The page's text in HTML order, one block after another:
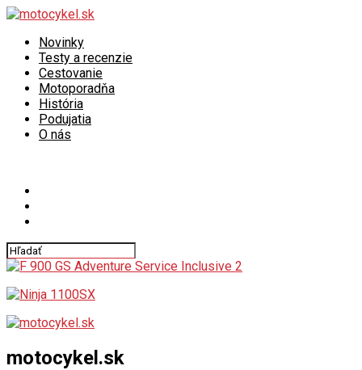
Novinky
Testy a recenzie
Cestovanie
Motoporadňa
História
Podujatia
O nás
motocykel.sk